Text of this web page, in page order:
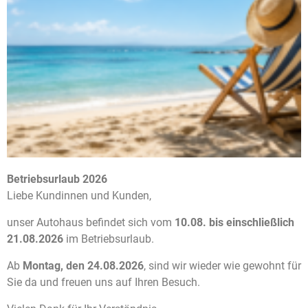
KLEINE GEWOHNHEITEN MIT
GROSSER WIRKUNG
Nicht nur die Werkstatt entscheidet über die Lebensdauer.
Auch das tägliche Fahrverhalten spielt eine große Rolle.
Dazu gehören beispielsweise:
MOTOR NICHT SOFORT HOCHDREHEN
Nach dem Kaltstart sollte der Motor zunächst seine
Betriebstemperatur erreichen.
TURBO NACH BELASTUNG KURZ
ABKÜHLEN LASSEN
Betriebsurlaub 2026
Liebe Kundinnen und Kunden,
unser Autohaus befindet sich vom 10.08. bis einschließlich
21.08.2026 im Betriebsurlaub.
Ab Montag, den 24.08.2026, sind wir wieder wie gewohnt für
Sie da und freuen uns auf Ihren Besuch.